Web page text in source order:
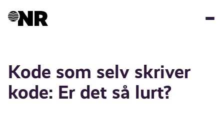
Kode som selv skriver
kode: Er det så lurt?